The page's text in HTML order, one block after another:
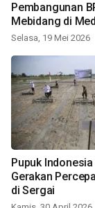
Pembangunan
Mebidang di
Selasa, 19 Mei 2026
Pupuk
Gerakan
di Sergai